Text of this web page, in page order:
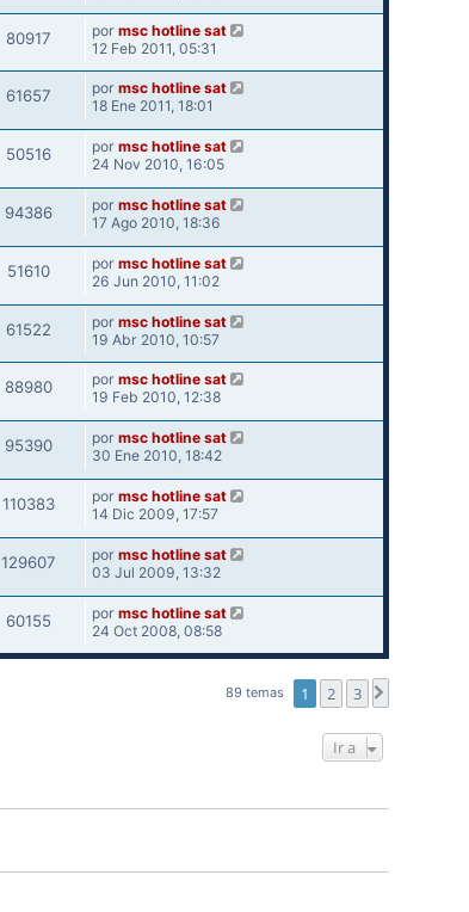
80917 por msc hotline sat
12 Feb 2011, 05:31
61657 por msc hotline sat
18 Ene 2011, 18:01
50516 por msc hotline sat
24 Nov 2010, 16:05
94386 por msc hotline sat
17 Ago 2010, 18:36
51610 por msc hotline sat
26 Jun 2010, 11:02
61522 por msc hotline sat
19 Abr 2010, 10:57
88980 por msc hotline sat
19 Feb 2010, 12:38
95390 por msc hotline sat
30 Ene 2010, 18:42
110383 por msc hotline sat
14 Dic 2009, 17:57
129607 por msc hotline sat
03 Jul 2009, 13:32
60155 por msc hotline sat
24 Oct 2008, 08:58
89 temas 1 2 3
Ir a